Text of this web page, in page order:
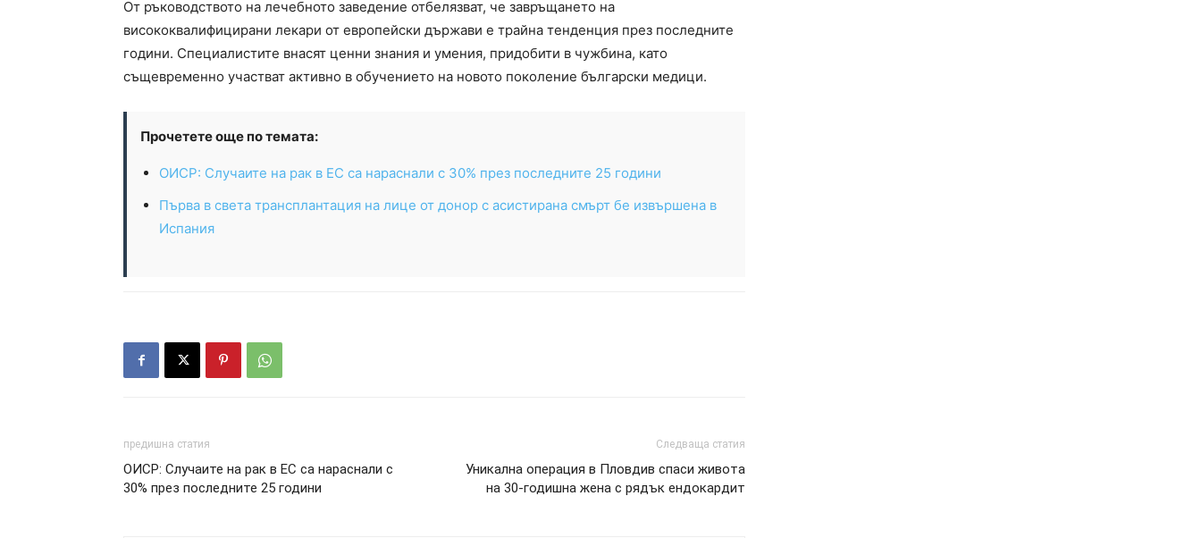
От ръководството на лечебното заведение отбелязват, че завръщането на
висококвалифицирани лекари от европейски държави е трайна тенденция през последните
години. Специалистите внасят ценни знания и умения, придобити в чужбина, като
същевременно участват активно в обучението на новото поколение български медици.
Прочетете още по темата:
ОИСР: Случаите на рак в ЕС са нараснали с 30% през последните 25 години
Първа в света трансплантация на лице от донор с асистирана смърт бе извършена в
Испания
предишна статия
ОИСР: Случаите на рак в ЕС са нараснали с
30% през последните 25 години
Следваща статия
Уникална операция в Пловдив спаси живота
на 30-годишна жена с рядък ендокардит